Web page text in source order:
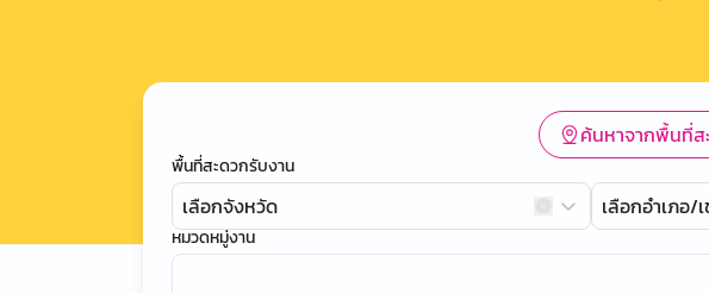
ค้นหาจากพื้นที่ส
พื้นที่สะดวกรับงาน
เลือกจังหวัด เลือกอำเภอ/
หมวดหมู่งาน